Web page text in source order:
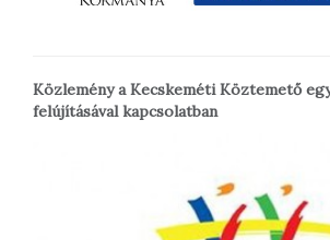
Közlemény a Kecskeméti Köztemető
felújításával kapcsolatban